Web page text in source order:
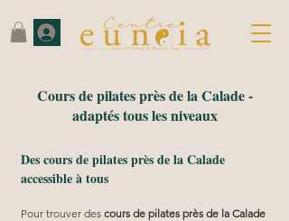
Cours de pilates près de la Calade -
adaptés tous les niveaux
Des cours de pilates près de la Calade
accessible à tous
Pour trouver des cours de pilates près de la Calade